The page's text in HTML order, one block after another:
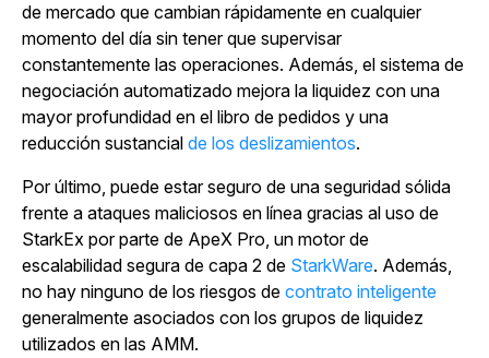
de mercado que cambian rápidamente en cualquier
momento del día sin tener que supervisar
constantemente las operaciones. Además, el sistema de
negociación automatizado mejora la liquidez con una
mayor profundidad en el libro de pedidos y una
reducción sustancial de los deslizamientos.
Por último, puede estar seguro de una seguridad sólida
frente a ataques maliciosos en línea gracias al uso de
StarkEx por parte de ApeX Pro, un motor de
escalabilidad segura de capa 2 de StarkWare. Además,
no hay ninguno de los riesgos de contrato inteligente
generalmente asociados con los grupos de liquidez
utilizados en las AMM.